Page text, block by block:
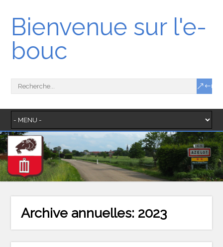
Bienvenue sur l'e-
bouc
Archive annuelles: 2023